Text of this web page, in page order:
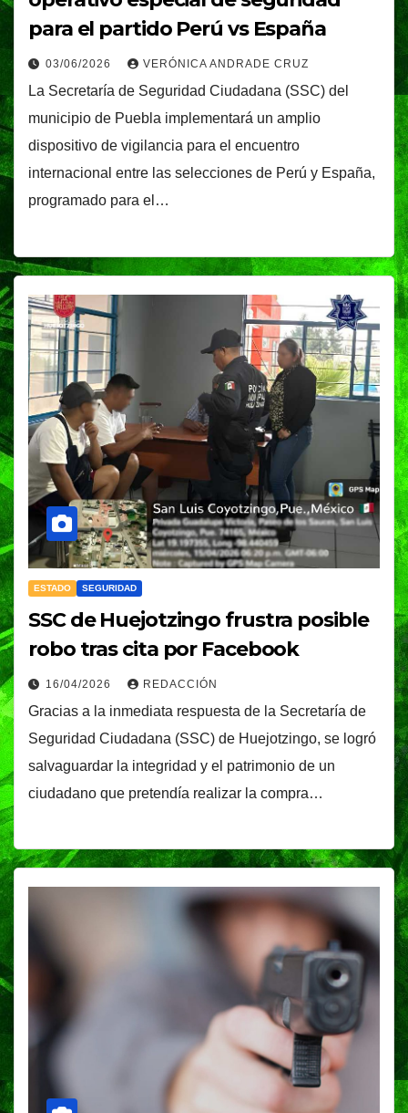
para el partido Perú vs España
03/06/2026 VERÓNICA ANDRADE CRUZ
La Secretaría de Seguridad Ciudadana (SSC) del
municipio de Puebla implementará un amplio
dispositivo de vigilancia para el encuentro
internacional entre las selecciones de Perú y España,
programado para el…
ESTADO SEGURIDAD
SSC de Huejotzingo frustra posible
robo tras cita por Facebook
16/04/2026 REDACCIÓN
Gracias a la inmediata respuesta de la Secretaría de
Seguridad Ciudadana (SSC) de Huejotzingo, se logró
salvaguardar la integridad y el patrimonio de un
ciudadano que pretendía realizar la compra…